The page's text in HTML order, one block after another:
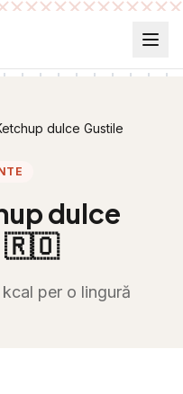
dulce Gustile
dulce
🇷🇴
kcal per o lingură